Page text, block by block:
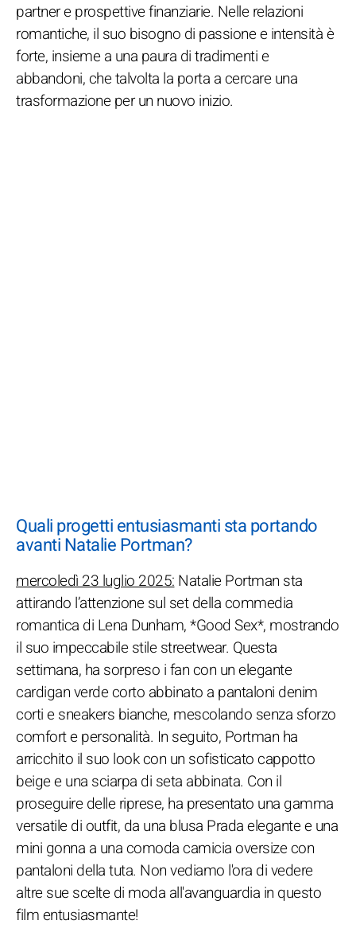
partner e prospettive finanziarie. Nelle relazioni
romantiche, il suo bisogno di passione e intensità è
forte, insieme a una paura di tradimenti e
abbandoni, che talvolta la porta a cercare una
trasformazione per un nuovo inizio.
Quali progetti entusiasmanti sta portando
avanti Natalie Portman?
mercoledì 23 luglio 2025: Natalie Portman sta
attirando l’attenzione sul set della commedia
romantica di Lena Dunham, *Good Sex*, mostrando
il suo impeccabile stile streetwear. Questa
settimana, ha sorpreso i fan con un elegante
cardigan verde corto abbinato a pantaloni denim
corti e sneakers bianche, mescolando senza sforzo
comfort e personalità. In seguito, Portman ha
arricchito il suo look con un sofisticato cappotto
beige e una sciarpa di seta abbinata. Con il
proseguire delle riprese, ha presentato una gamma
versatile di outfit, da una blusa Prada elegante e una
mini gonna a una comoda camicia oversize con
pantaloni della tuta. Non vediamo l'ora di vedere
altre sue scelte di moda all'avanguardia in questo
film entusiasmante!